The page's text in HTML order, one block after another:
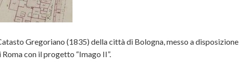
Gregoriano (1835) della città di Bologna, messo a disposizione
con il progetto “Imago II”.